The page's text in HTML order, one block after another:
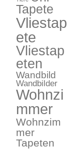
Tapete
Vliestap
ete
Vliestap
eten
Wandbild
Wandbilder
Wohnzi
mmer
Wohnzim
mer
Tapeten